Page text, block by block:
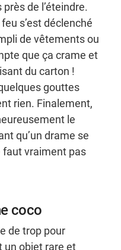
près de l’éteindre.
s’est déclenché
de vêtements ou
que ça crame et
du carton !
gouttes
rien. Finalement,
le
qu’un drame se
faut vraiment pas
coco
de trop pour
un objet rare et